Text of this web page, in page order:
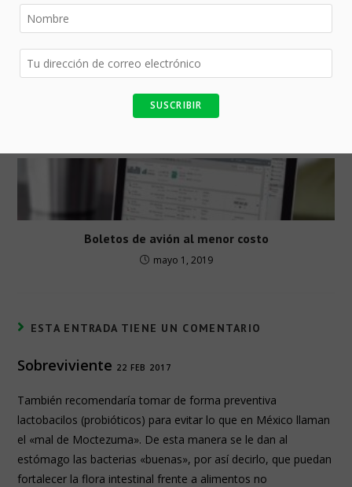
Aplicaciones móviles para tus viajes
Boletos de avión al menor costo
mayo 1, 2019
ESTA ENTRADA TIENE UN COMENTARIO
Sobreviviente 22 FEB 2017
También recomendaría tomar de forma preventiva
lactobacilos (probióticos) para evitar lo que en México llaman
el «mal de Moctezuma». De esta manera se le dan al
estómago las bacterias «buenas», por así decirlo, que puedan
fortalecer la flora intestinal frente a alimentos no